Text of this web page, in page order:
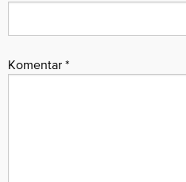
Komentar *